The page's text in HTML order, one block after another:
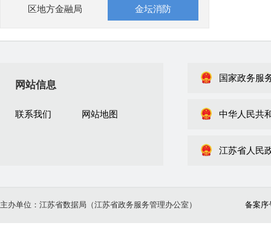
区地方金融局 金坛消防
网站信息
联系我们 网站地图
国家政务服
中华人民共
江苏省人民
主办单位：江苏省数据局（江苏省政务服务管理办公室） 备案序